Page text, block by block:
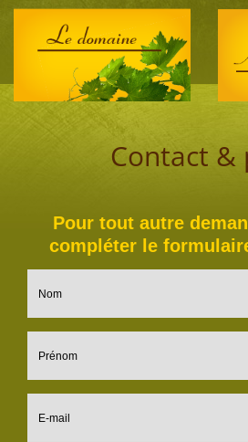
Pour tout autre
compléter le
Nom
Prénom
E-mail
Contact &